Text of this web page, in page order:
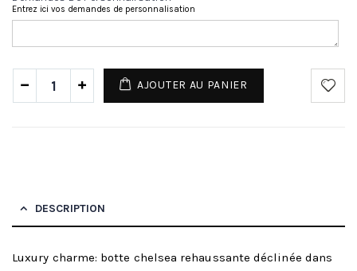
Entrez ici vos demandes de personnalisation
AJOUTER AU PANIER
DESCRIPTION
Luxury charme: botte chelsea rehaussante déclinée dans